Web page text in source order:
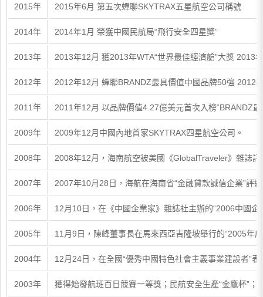
2015年 2015年6月 第五次蟬聯SKYTRAX五星航空公司稱號
2014年 2014年1月 榮獲中國民航局“飛行安全四星獎”
2013年 2013年12月 獲2013年WTA“世界最佳經濟艙”大獎
2012年 2012年12月 蟬聯BRANDZ最具價值中國品牌50強 2012
2011年 2011年12月 以品牌價值4.27億美元首次入榜“BRANDZ
2009年 2009年12月中國內地首家SKYTRAX四星航空公司。
2008年 2008年12月，海南航空被美國《GlobalTraveler》雜誌
2007年 2007年10月28日，海航在海南省“金融貸款誠信企業”評
2006年 12月10日，在《中國企業家》雜誌社主辦的“2006中國
2005年 11月9日，陳峰董事長在馬來西亞吉隆坡舉行的“2005年
2004年 12月24日，在全國“優秀中國特色社會主義事業建設者”
2003年 獲得始發航班百日競賽一等獎；民航安全生產“金鷹杯”